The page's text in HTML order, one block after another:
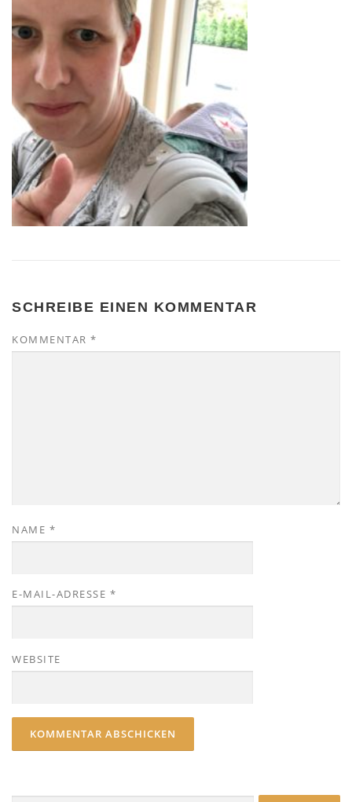
SCHREIBE EINEN KOMMENTAR
KOMMENTAR *
NAME *
E-MAIL-ADRESSE *
WEBSITE